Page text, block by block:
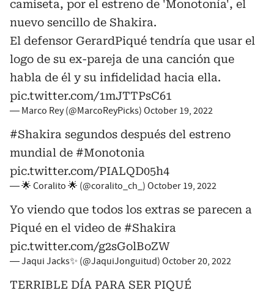
camiseta, por el estreno de 'Monotonía', el
nuevo sencillo de Shakira.
El defensor GerardPiqué tendría que usar el
logo de su ex-pareja de una canción que
habla de él y su infidelidad hacia ella.
pic.twitter.com/1mJTTPsC61
— Marco Rey (@MarcoReyPicks) October 19, 2022
#Shakira segundos después del estreno
mundial de #Monotonia
pic.twitter.com/PIALQD05h4
— 🌟 Coralito 🌟 (@coralito_ch_) October 19, 2022
Yo viendo que todos los extras se parecen a
Piqué en el video de #Shakira
pic.twitter.com/g2sGolBoZW
— Jaqui Jacks✨ (@JaquiJonguitud) October 20, 2022
TERRIBLE DÍA PARA SER PIQUÉ